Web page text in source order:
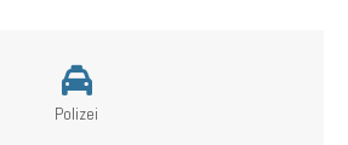
Polizei